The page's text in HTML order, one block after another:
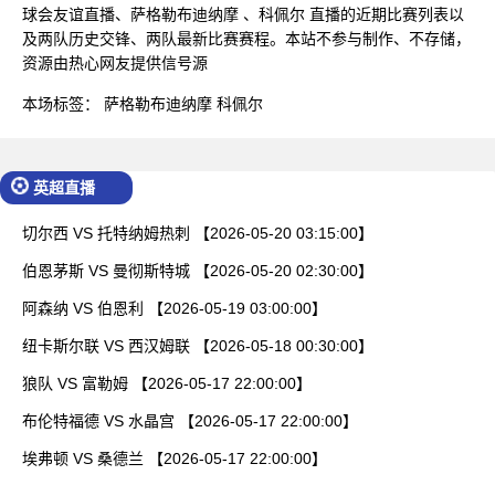
球会友谊直播、萨格勒布迪纳摩 、科佩尔 直播的近期比赛列表以
及两队历史交锋、两队最新比赛赛程。本站不参与制作、不存储，
资源由热心网友提供信号源
本场标签： 萨格勒布迪纳摩 科佩尔
英超直播
切尔西 VS 托特纳姆热刺 【2026-05-20 03:15:00】
伯恩茅斯 VS 曼彻斯特城 【2026-05-20 02:30:00】
阿森纳 VS 伯恩利 【2026-05-19 03:00:00】
纽卡斯尔联 VS 西汉姆联 【2026-05-18 00:30:00】
狼队 VS 富勒姆 【2026-05-17 22:00:00】
布伦特福德 VS 水晶宫 【2026-05-17 22:00:00】
埃弗顿 VS 桑德兰 【2026-05-17 22:00:00】